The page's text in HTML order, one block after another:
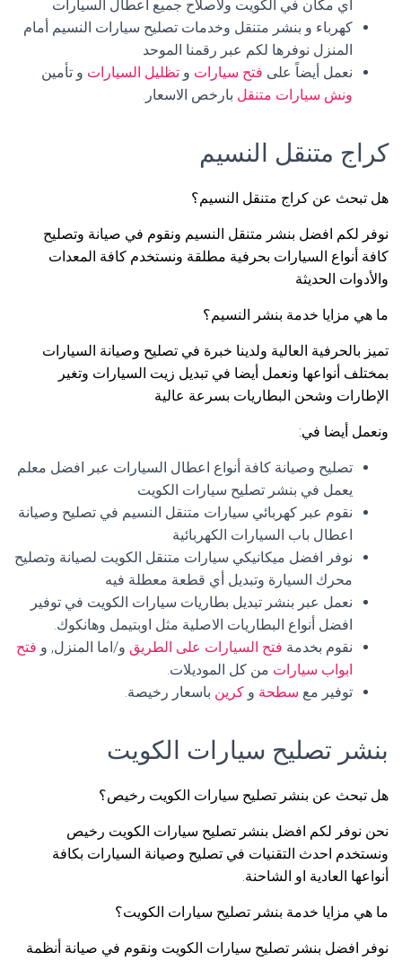
أي مكان في الكويت ولاصلاح جميع اعطال السيارات
كهرباء و بنشر متنقل وخدمات تصليح سيارات النسيم أمام
المنزل نوفرها لكم عبر رقمنا الموحد
نعمل أيضاً على فتح سيارات و تظليل السيارات و تأمين
ونش سيارات متنقل بارخص الاسعار.
كراج متنقل النسيم
هل تبحث عن كراج متنقل النسيم؟
نوفر لكم افضل بنشر متنقل النسيم ونقوم في صيانة وتصليح
كافة أنواع السيارات بحرفية مطلقة ونستخدم كافة المعدات
والأدوات الحديثة
ما هي مزايا خدمة بنشر النسيم؟
تميز بالحرفية العالية ولدينا خبرة في تصليح وصيانة السيارات
بمختلف أنواعها ونعمل أيضا في تبديل زيت السيارات وتغير
الإطارات وشحن البطاريات بسرعة عالية
ونعمل أيضا في:
تصليح وصيانة كافة أنواع اعطال السيارات عبر افضل معلم
يعمل في بنشر تصليح سيارات الكويت
نقوم عبر كهربائي سيارات متنقل النسيم في تصليح وصيانة
اعطال باب السيارات الكهربائية
نوفر افضل ميكانيكي سيارات متنقل الكويت لصيانة وتصليح
محرك السيارة وتبديل أي قطعة معطلة فيه
نعمل عبر بنشر تبديل بطاريات سيارات الكويت في توفير
افضل أنواع البطاريات الاصلية مثل اوبتيمل وهانكوك.
نقوم بخدمة فتح السيارات على الطريق و/اما المنزل, و فتح
ابواب سيارات من كل الموديلات.
توفير مع سطحة و كرين باسعار رخيصة.
بنشر تصليح سيارات الكويت
هل تبحث عن بنشر تصليح سيارات الكويت رخيص؟
نحن نوفر لكم افضل بنشر تصليح سيارات الكويت رخيص
ونستخدم احدث التقنيات في تصليح وصيانة السيارات بكافة
أنواعها العادية او الشاحنة.
ما هي مزايا خدمة بنشر تصليح سيارات الكويت؟
نوفر افضل بنشر تصليح سيارات الكويت ونقوم في صيانة أنظمة